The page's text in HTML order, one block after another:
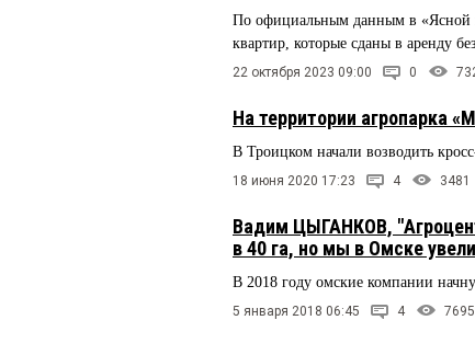
По официальным данным в «Ясной
квартир, которые сданы в аренду
22 октября 2023 09:00 0
На территории агропарка
В Троицком начали возводить
18 июня 2020 17:23 4 3481
Вадим ЦЫГАНКОВ,
в 40 га, но мы в Омске
В 2018 году омские компании
5 января 2018 06:45 4 7695